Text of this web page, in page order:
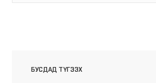
БУСДАД ТҮГЭЭХ